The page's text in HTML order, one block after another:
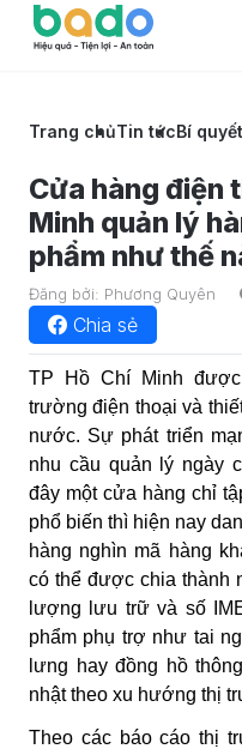
Trang chủTin tứcBí
Cửa hàng điện
Minh quản lý
phẩm như thế
Đăng bởi: Phương Quyên
Chia sẻ
TP Hồ Chí Minh
trường điện thoại và
nước. Sự phát triển
nhu cầu quản lý ngày
đây một cửa hàng chỉ
phổ biến thì hiện nay
hàng nghìn mã hàng
có thể được chia thành
lượng lưu trữ và số
phẩm phụ trợ như tai
lưng hay đồng hồ
nhật theo xu hướng thị
Theo các báo cáo thị